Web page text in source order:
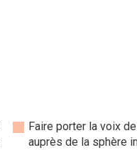
Faire porter la voix
auprès de la sphère